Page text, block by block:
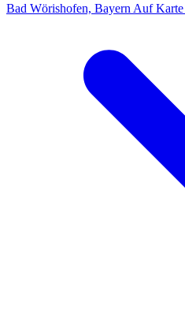
Bad Wörishofen, Bayern Auf Karte